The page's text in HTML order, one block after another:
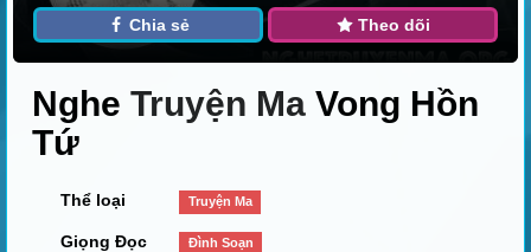
Chia sẻ Theo dõi
Nghe Truyện Ma Vong Hồn
Tứ
Thể loại Truyện Ma
Giọng Đọc Đình Soạn